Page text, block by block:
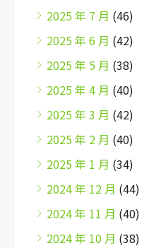
2025 年 7 月 (46)
2025 年 6 月 (42)
2025 年 5 月 (38)
2025 年 4 月 (40)
2025 年 3 月 (42)
2025 年 2 月 (40)
2025 年 1 月 (34)
2024 年 12 月 (44)
2024 年 11 月 (40)
2024 年 10 月 (38)